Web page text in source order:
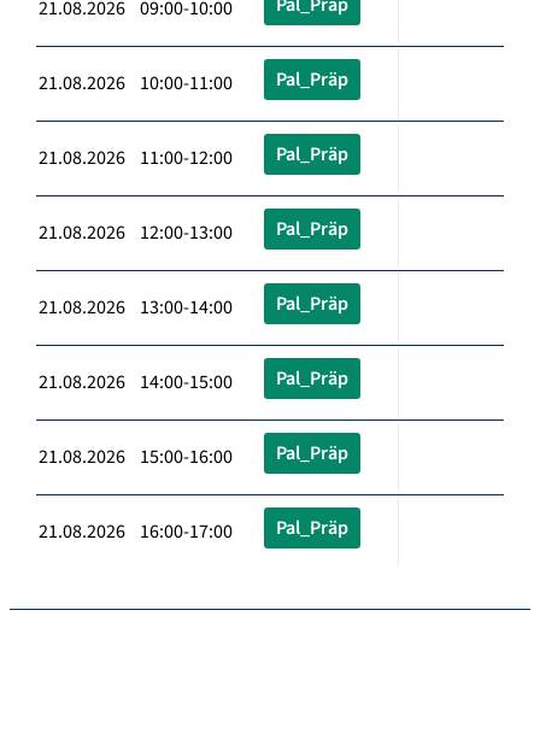
21.08.2026 09:00-10:00
21.08.2026 10:00-11:00 Pal_Präp
21.08.2026 11:00-12:00 Pal_Präp
21.08.2026 12:00-13:00 Pal_Präp
21.08.2026 13:00-14:00 Pal_Präp
21.08.2026 14:00-15:00 Pal_Präp
21.08.2026 15:00-16:00 Pal_Präp
21.08.2026 16:00-17:00 Pal_Präp